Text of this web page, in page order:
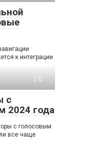
к интеграции
0
с
2024 года
с голосовым
все чаще